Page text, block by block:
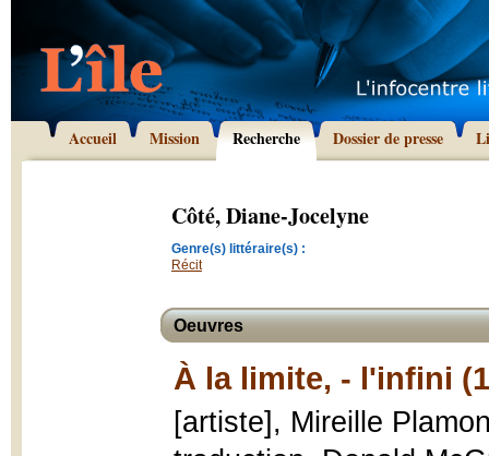
Accueil Mission Recherche Dossier de presse
Côté, Diane-Jocelyne
Genre(s) littéraire(s) :
Récit
Oeuvres
À la limite, - l'infini
[artiste], Mireille